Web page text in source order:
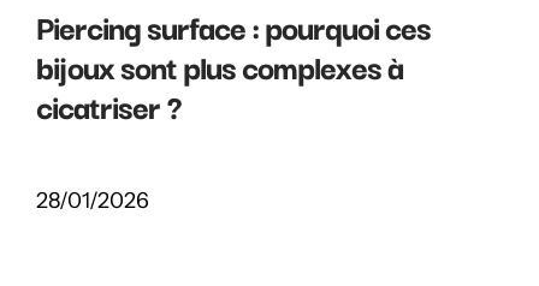
Piercing surface : pourquoi ces
bijoux sont plus complexes à
cicatriser ?
28/01/2026